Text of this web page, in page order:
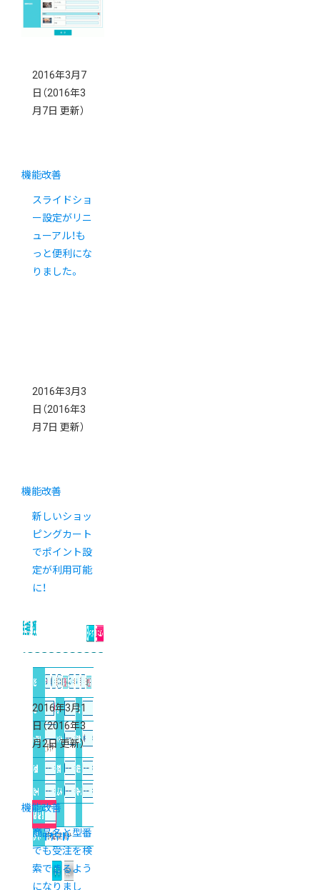
2016年3月7
日 （2016年3
月7日 更新）
機能改善
スライドショ
ー設定がリニ
ューアル！も
っと便利にな
りました。
2016年3月3
日 （2016年3
月7日 更新）
機能改善
新しいショッ
ピングカート
でポイント設
定が利用可能
に！
2016年3月1
日 （2016年3
月2日 更新）
機能改善
商品名と型番
でも受注を検
索できるよう
になりまし